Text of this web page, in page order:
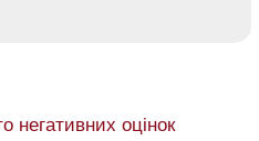
негативних оцінок